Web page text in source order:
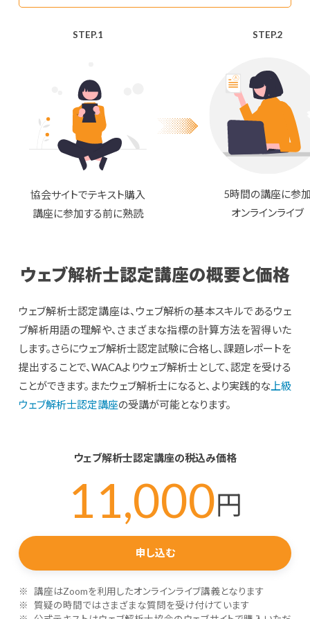
STEP.1
協会サイトでテキスト購入
講座に参加する前に熟読
STEP.2
5時間の講座に参
オンラインライブ
ウェブ解析士認定講座の概要と価格
ウェブ解析士認定講座は、ウェブ解析の基本スキルであるウェ
ブ解析用語の理解や、さまざまな指標の計算方法を習得いた
します。さらにウェブ解析士認定試験に合格し、課題レポートを
提出することで、WACAよりウェブ解析士として、認定を受ける
ことができます。またウェブ解析士になると、より実践的な 上級
ウェブ解析士認定講座の受講が可能となります。
ウェブ解析士認定講座の税込み価格
11,000円
申し込む
講座はZoomを利用したオンラインライブ講義となります
質疑の時間ではさまざまな質問を受け付けています